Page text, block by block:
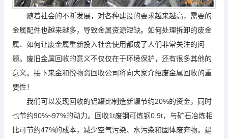
随着社会的不断发展，对各种建设的要求越来越高，需要的
金属配件也越来越多，导致金属资源短缺。如何处理拆卸的废金
属、如何让废金属重新投入社会使用都成了人们非常关注的问
题。废旧金属回收的意义不仅仅在于环境保护，还有很多其他的
意义。接下来金和悦物资回收公司将向大家介绍废金属回收的重
要性！
我们可以发现回收的铝罐比制造新罐节约20%的资金，同时
也节约90%~97%的动力。回收1t废钢可炼钢0.9t，与矿石冶炼相
比可节约47%的成本，减少空气污染、水污染和固体废弃物。建